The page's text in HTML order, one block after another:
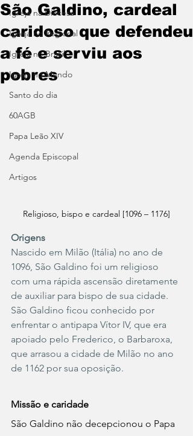
Igreja na Diocese
Igreja no Regional
Igreja no Brasil
Igreja no Mundo
Santo do dia
60AGB
Papa Leão XIV
Agenda Episcopal
Artigos
São Galdino, cardeal
caridoso que defendeu
a fé e serviu aos
pobres
Religioso, bispo e cardeal [1096 – 1176]
Origens
Nascido em Milão (Itália) no ano de
1096, São Galdino foi um religioso
com uma rápida ascensão diretamente
de auxiliar para bispo de sua cidade.
São Galdino ficou conhecido por
enfrentar o antipapa Vítor IV, que era
apoiado pelo Frederico, o Barbaroxa,
que arrasou a cidade de Milão no ano
de 1162 por sua oposição.
Missão e caridade
São Galdino não decepcionou o Papa